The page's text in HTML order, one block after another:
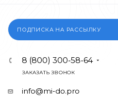
ПОДПИСКА НА РАССЫЛКУ
8 (800) 300-58-64
ЗАКАЗАТЬ ЗВОНОК
info@mi-do.pro